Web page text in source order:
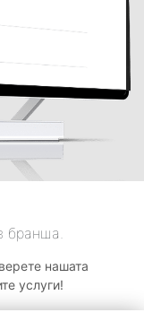
бранша.
нашата
услуги!